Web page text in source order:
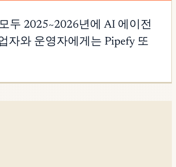
두 2025~2026년에 AI 에이전
자와 운영자에게는 Pipefy 또